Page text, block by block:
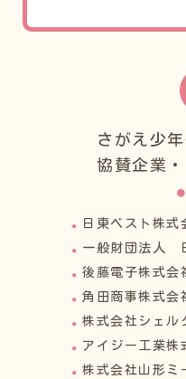
さがえ少
協賛企業
日東ベスト株式
一般財団法人
後藤電子株式会
角田商事株式会
株式会社シェル
アイジー工業株
株式会社山形ミ